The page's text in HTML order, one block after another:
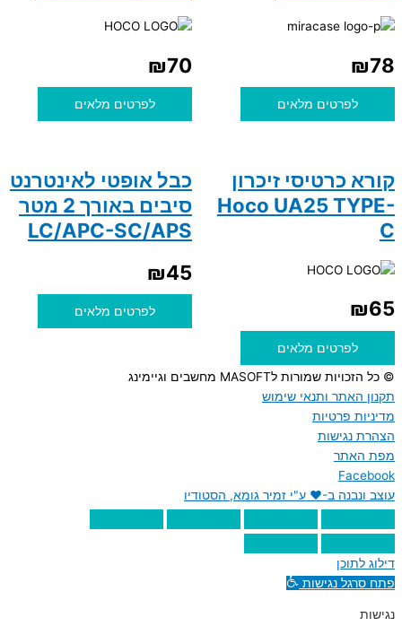
₪78
לפרטים מלאים
₪70
לפרטים מלאים
קורא כרטיסי זיכרון
Hoco UA25 TYPE-
C
₪65
לפרטים מלאים
כבל אופטי לאינטרנט
סיבים באורך 2 מטר
LC/APC-SC/APS
₪45
לפרטים מלאים
© כל הזכויות שמורות לMASOFT מחשבים וגיימינג
תקנון האתר ותנאי שימוש
מדיניות פרטיות
הצהרת נגישות
מפת האתר
Facebook
עוצב ונבנה ב-♥︎ ע"י זמיר גומא, הסטודיו
דילוג לתוכן
פתח סרגל נגישות
נגישות